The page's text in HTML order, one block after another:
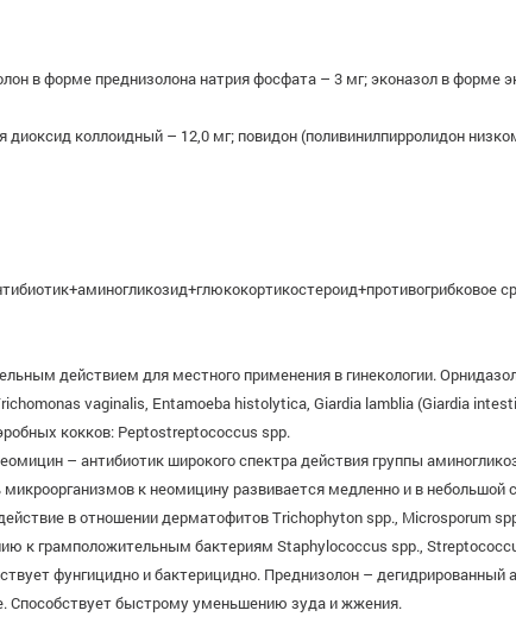
в форме преднизолона натрия фосфата – 3 мг; эконазол в форме
коллоидный – 12,0 мг; повидон (поливинилпирролидон
действием для местного применения в гинекологии.
vaginalis, Entamoeba histolytica, Giardia lamblia (Giardia
кокков: Peptostreptococcus spp.
– антибиотик широкого спектра действия группы
к неомицину развивается медленно и в небольшой
в отношении дерматофитов Trichophyton spp., Microsporum
к грамположительным бактериям Staphylococcus spp.,
фунгицидно и бактерицидно. Преднизолон – дегидрированный
Способствует быстрому уменьшению зуда и жжения.